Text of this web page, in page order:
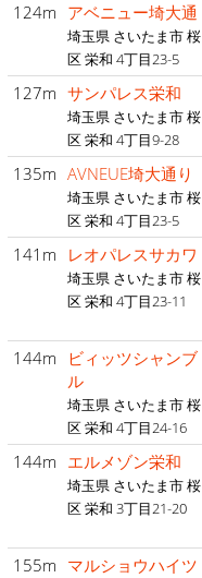
124m アベニュー埼大通
埼玉県 さいたま市 桜
区 栄和 4丁目23-5
127m サンパレス栄和
埼玉県 さいたま市 桜
区 栄和 4丁目9-28
135m AVNEUE埼大通り
埼玉県 さいたま市 桜
区 栄和 4丁目23-5
141m レオパレスサカワ
埼玉県 さいたま市 桜
区 栄和 4丁目23-11
144m
ビィッツシャンブ
ル
埼玉県 さいたま市 桜
区 栄和 4丁目24-16
144m エルメゾン栄和
埼玉県 さいたま市 桜
区 栄和 3丁目21-20
155m マルショウハイツ